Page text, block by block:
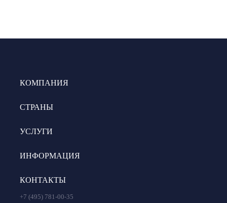
КОМПАНИЯ
СТРАНЫ
УСЛУГИ
ИНФОРМАЦИЯ
КОНТАКТЫ
+7 (495) 781-00-35